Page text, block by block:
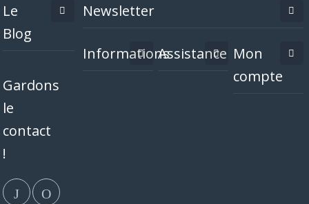
Le
Blog
Gardons
le
contact
!
Newsletter
InformationsAssistance Mon
compte